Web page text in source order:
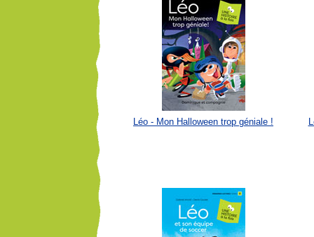
Léo - Mon Halloween trop géniale !